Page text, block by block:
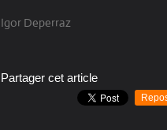
Igor Deperraz
Partager cet article